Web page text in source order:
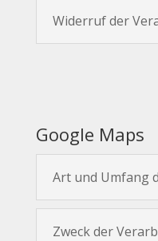
Widerruf der
Google Maps
Art und Umfang
Zweck der